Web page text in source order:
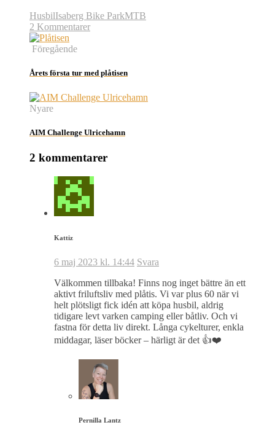
HusbilIsaberg Bike ParkMTB
2 Kommentarer
Föregående
Årets första tur med plåtisen
Nyare
AIM Challenge Ulricehamn
2 kommentarer
Kattiz
6 maj 2023 kl. 14:44 Svara
Välkommen tillbaka! Finns nog inget bättre än ett
aktivt friluftsliv med plåtis. Vi var plus 60 när vi
helt plötsligt fick idén att köpa husbil, aldrig
tidigare levt varken camping eller båtliv. Och vi
fastna för detta liv direkt. Långa cykelturer, enkla
middagar, läser böcker – härligt är det 👍❤️
Pernilla Lantz